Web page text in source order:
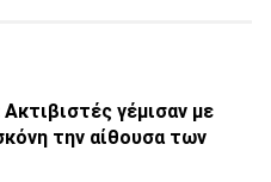
γέμισαν με
την αίθουσα των